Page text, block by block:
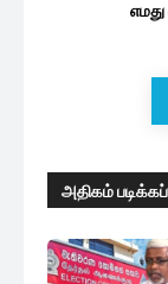
அதிகம்